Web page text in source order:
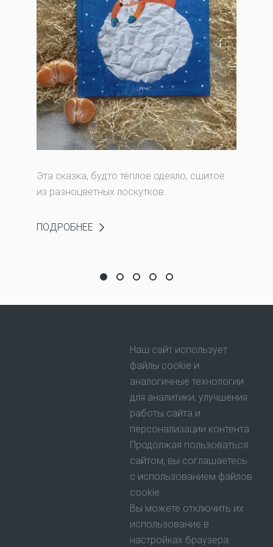
Эта сказка, будто тёплое одеяло, сшитое
из разноцветных лоскутков.
ПОДРОБНЕЕ
Шар из дружбы, ягод и хруста льда
Как поживает Санта-Клаус?
Как Маничка со
"Рождественская ночь"
Светлая и честная
Наш сайт использует
файлы cookie и
аналогичные технологии
для аналитики, улучшения
работы сайта и
персонализации контента.
Продолжая пользоваться
сайтом, вы соглашаетесь
с использованием файлов
cookie.
Вы можете отключить их
использование в
настройках браузера.